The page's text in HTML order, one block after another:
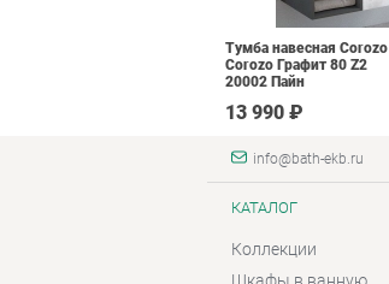
Тумба навесная Corozo
Corozo Графит 80 Z2
20002 Пайн
13 990 ₽
info@bath-ekb.ru
КАТАЛОГ
Коллекции
Шкафы в ванную